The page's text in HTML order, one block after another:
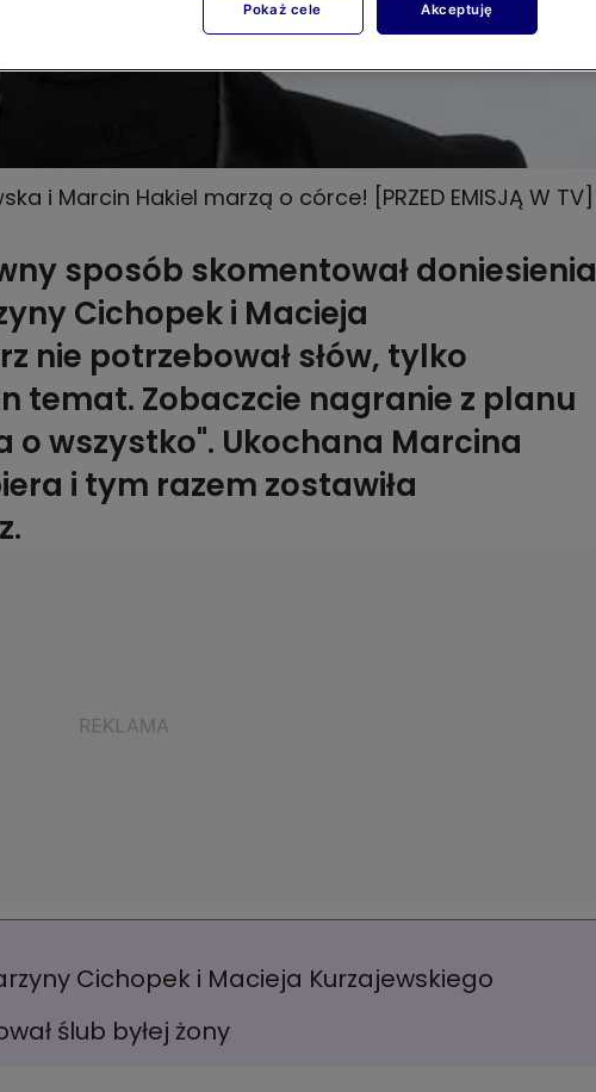
i Marcin Hakiel marzą o córce! [PRZED EMISJĄ W TV]
sposób skomentował doniesienia
Cichopek i Macieja
nie potrzebował słów, tylko
temat. Zobaczcie nagranie z planu
o wszystko". Ukochana Marcina
i tym razem zostawiła
Cichopek i Macieja Kurzajewskiego
ślub byłej żony
Pokaż cele Akceptuję